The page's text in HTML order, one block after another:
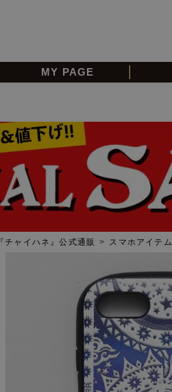
MY PAGE
『チャイハネ』公式通販 > スマホアイテム